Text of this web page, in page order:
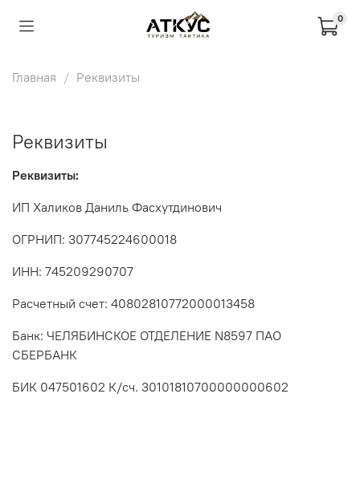
0
Главная Реквизиты
Реквизиты
Реквизиты:
ИП Халиков Даниль Фасхутдинович
ОГРНИП: 307745224600018
ИНН: 745209290707
Расчетный счет: 40802810772000013458
Банк: ЧЕЛЯБИНСКОЕ ОТДЕЛЕНИЕ N8597 ПАО
СБЕРБАНК
БИК 047501602 К/сч. 30101810700000000602